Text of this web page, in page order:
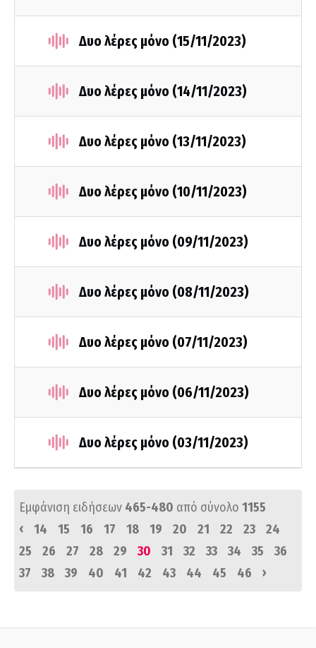
Δυο λέρες μόνο (15/11/2023)
Δυο λέρες μόνο (14/11/2023)
Δυο λέρες μόνο (13/11/2023)
Δυο λέρες μόνο (10/11/2023)
Δυο λέρες μόνο (09/11/2023)
Δυο λέρες μόνο (08/11/2023)
Δυο λέρες μόνο (07/11/2023)
Δυο λέρες μόνο (06/11/2023)
Δυο λέρες μόνο (03/11/2023)
Εμφάνιση ειδήσεων 465-480 από σύνολο 1155
‹
14 15 16 17 18 19 20 21 22 23
24
25
26 27 28 29 30 31 32 33 34 35
36
37
38 39 40 41 42 43 44 45 46 ›